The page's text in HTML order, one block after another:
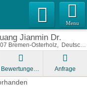
Menu
Jianmin Dr.
Bremen-Osterholz Deutschland
Bewertungen Anfrage